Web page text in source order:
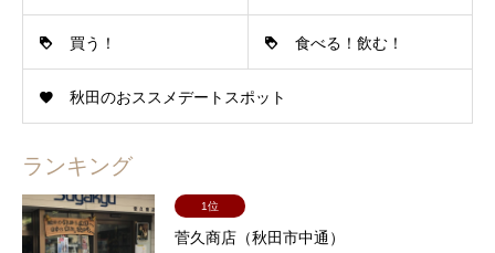
買う！ 食べる！飲む！
秋田のおススメデートスポット
ランキング
1位
菅久商店（秋田市中通）